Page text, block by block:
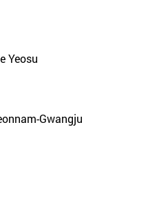
Yeosu
Gwangju